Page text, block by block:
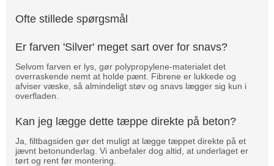
Ofte stillede spørgsmål
Er farven 'Silver' meget sart over for snavs?
Selvom farven er lys, gør polypropylene-materialet det
overraskende nemt at holde pænt. Fibrene er lukkede og
afviser væske, så almindeligt støv og snavs lægger sig kun i
overfladen.
Kan jeg lægge dette tæppe direkte på beton?
Ja, filtbagsiden gør det muligt at lægge tæppet direkte på et
jævnt betonunderlag. Vi anbefaler dog altid, at underlaget er
tørt og rent før montering.